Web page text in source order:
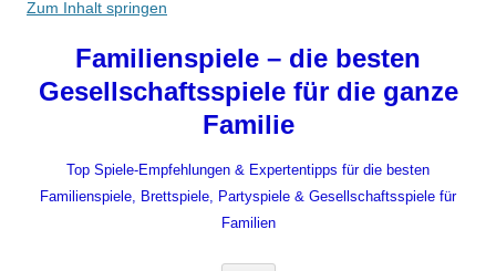
Zum Inhalt springen
Familienspiele – die besten
Gesellschaftsspiele für die ganze
Familie
Top Spiele-Empfehlungen & Expertentipps für die besten
Familienspiele, Brettspiele, Partyspiele & Gesellschaftsspiele für
Familien